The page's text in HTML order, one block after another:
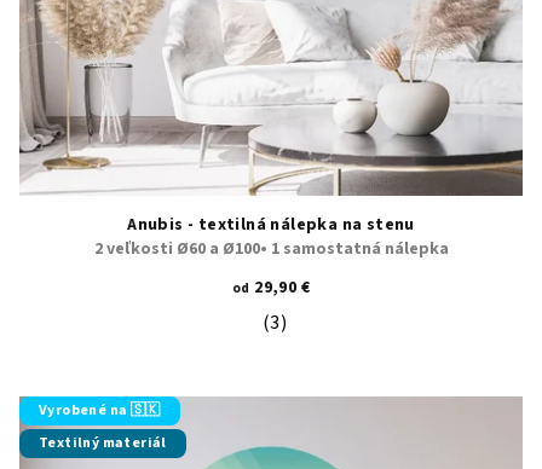
Anubis - textilná nálepka na stenu
2 veľkosti Ø60 a Ø100• 1 samostatná nálepka
od 29,90 €
Priemerné hodnotenie produktu
(3)
Vyrobené na 🇸🇰
Textilný materiál